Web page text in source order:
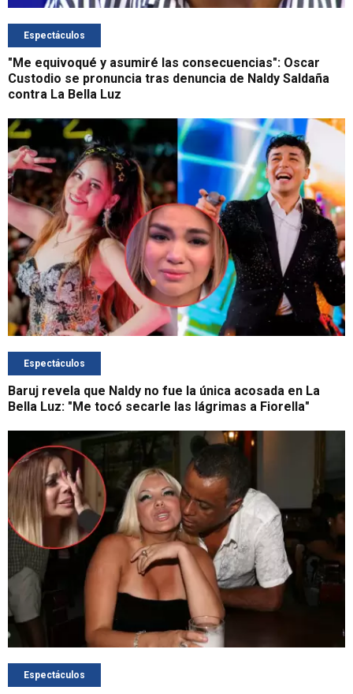
Espectáculos
"Me equivoqué y asumiré las consecuencias": Oscar
Custodio se pronuncia tras denuncia de Naldy Saldaña
contra La Bella Luz
Espectáculos
Baruj revela que Naldy no fue la única acosada en La
Bella Luz: "Me tocó secarle las lágrimas a Fiorella"
Espectáculos